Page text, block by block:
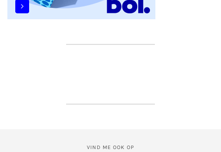
VIND ME OOK OP